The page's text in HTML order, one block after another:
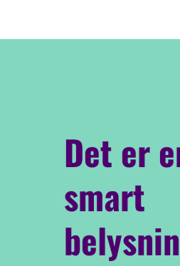
Det er
smart